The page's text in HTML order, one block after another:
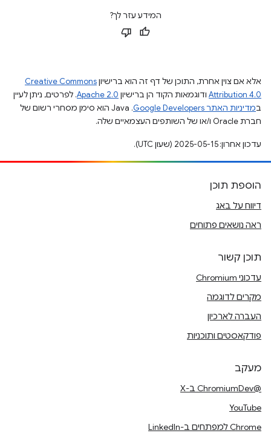
המידע עזר לך?
אלא אם צוין אחרת, התוכן של דף זה הוא ברישיוןCreative Commons
Attribution 4.0 ודוגמאות הקוד הן ברישיון Apache 2.0. לפרטים, ניתן לעיין
במדיניות האתר Google Developers‏
.‏ Java הוא סימן מסחרי רשום של
חברת Oracle ו/או של השותפים העצמאיים שלה.
עדכון אחרון: 2025-05-15 (שעון UTC).
הוספת תוכן
דיווח על באג
ראה נושאים פתוחים
תוכן קשור
עדכוני Chromium
מקרים לדוגמה
העברה לארכיון
פודקאסטים ותוכניות
מעקב
@ChromiumDev ב-X
YouTube
Chrome למפתחים ב-LinkedIn